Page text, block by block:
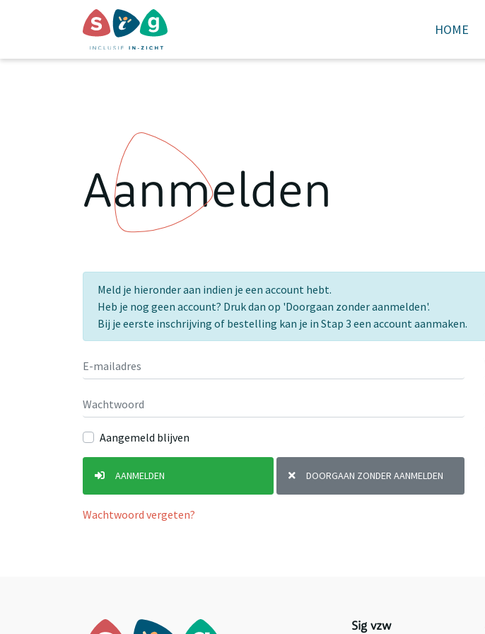
HOME
Aanmelden
Meld je hieronder aan indien je een account hebt.
Heb je nog geen account? Druk dan op 'Doorgaan zonder aanmelden'.
Bij je eerste inschrijving of bestelling kan je in Stap 3 een account aanmaken.
Aangemeld blijven
AANMELDEN DOORGAAN ZONDER AANMELDEN
Wachtwoord vergeten?
Sig vzw